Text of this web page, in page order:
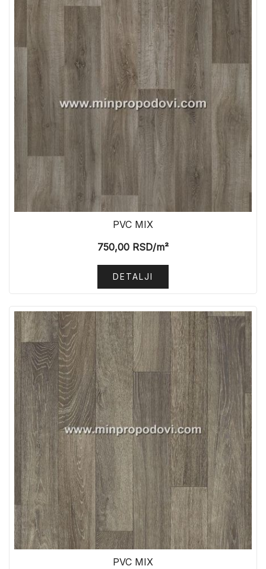
PVC MIX
750,00 RSD/m²
DETALJI
PVC MIX